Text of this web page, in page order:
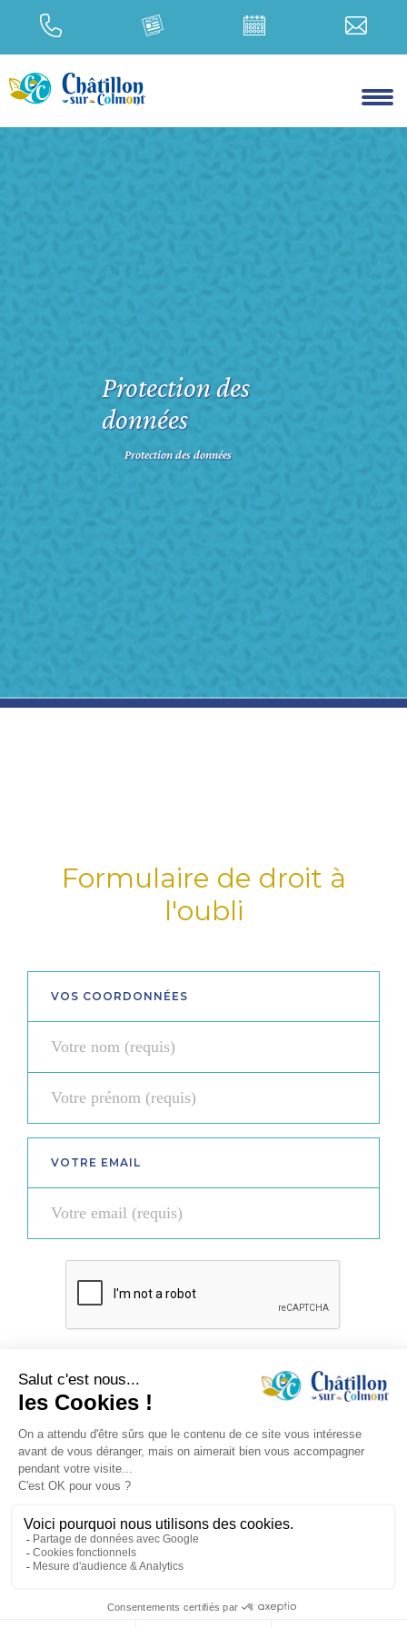
Protection des
données
Protection des données
Formulaire de droit à
l'oubli
VOS COORDONNÉES
VOTRE EMAIL
Besoin d'un renseignement, faire une démarche